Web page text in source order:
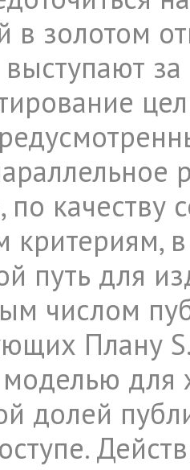
в золотом
за
по качеству
путь для
числом
Плану
моделью для
долей